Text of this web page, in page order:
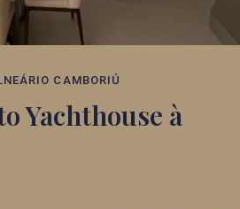
CAMBORIÚ
Yachthouse à